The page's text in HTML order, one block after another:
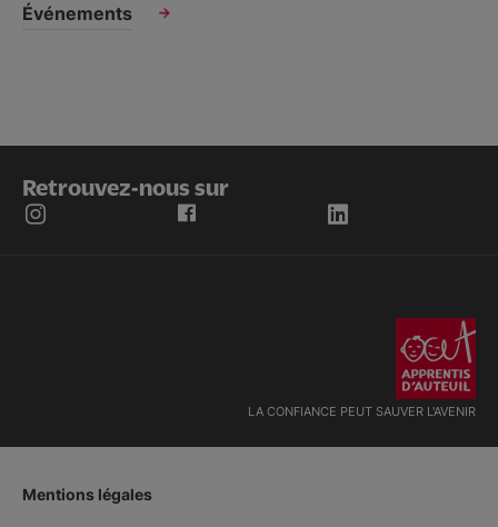
Événements
Retrouvez-nous sur
LA CONFIANCE PEUT SAUVER L'AVENIR
Mentions légales